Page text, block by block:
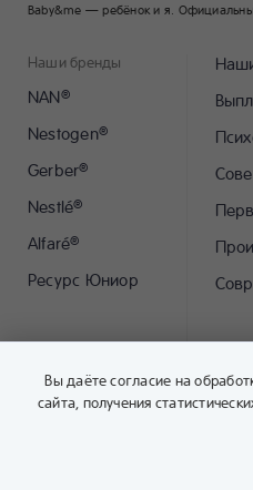
Baby&me — ребёнок и я.
Наши бренды
NAN®
Nestogen®
Gerber®
Nestlé®
Alfaré®
Ресурс Юниор
Вы даёте согласие на
сайта, получения